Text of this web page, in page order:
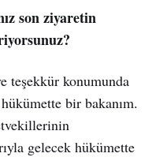
son ziyaretin
teşekkür konumunda
bir bakanım.
gelecek hükümette